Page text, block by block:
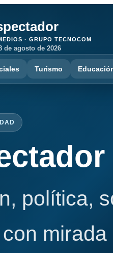
· GRUPO TECNOCOM
de agosto de 2026
Turismo
política,